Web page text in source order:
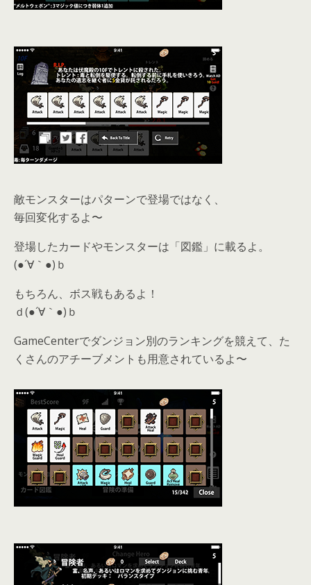
敵モンスターはパターンで登場ではなく、
毎回変化するよ〜
登場したカードやモンスターは「図鑑」に載るよ。
(●´∀｀●)ｂ
もちろん、ボス戦もあるよ！
ｄ(●´∀｀●)ｂ
GameCenterでダンジョン別のランキングを競えて、た
くさんのアチーブメントも用意されているよ〜